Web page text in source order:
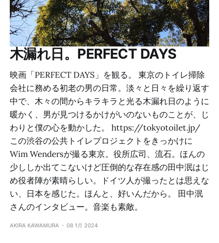
木漏れ日。PERFECT DAYS
映画「PERFECT DAYS」を観る。 東京のトイレ掃除
会社に務める初老の男の日常。淡々と日々を繰り返す
中で、木々の間からキラキラと光る木漏れ日のように
暖かく、男が見つけるかけがいのないものことが、じ
わりと僕の心を動かした。 https://tokyotoilet.jp/
この渋谷の公共トイレプロジェクトをきっかけに
Wim Wendersが撮る東京。役所広司、流石。ほんの
少ししか出てこないけど圧倒的な存在感の田中泯はじ
め役者陣が素晴らしい。ドイツ人が撮ったとは思えな
い、日本を感じた。ほんと、好いんだから。 田中泯
さんのインタビュー。音楽も素敵。
AKIRA KAWAMURA 08 1月 2024